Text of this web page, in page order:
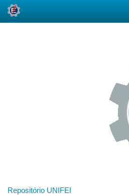
Repositório UNIFEI